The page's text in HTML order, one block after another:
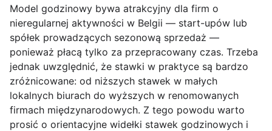
Model godzinowy bywa atrakcyjny dla firm o
nieregularnej aktywności w Belgii — start-upów lub
spółek prowadzących sezonową sprzedaż —
ponieważ płacą tylko za przepracowany czas. Trzeba
jednak uwzględnić, że stawki w praktyce są bardzo
zróżnicowane: od niższych stawek w małych
lokalnych biurach do wyższych w renomowanych
firmach międzynarodowych. Z tego powodu warto
prosić o orientacyjne widełki stawek godzinowych i